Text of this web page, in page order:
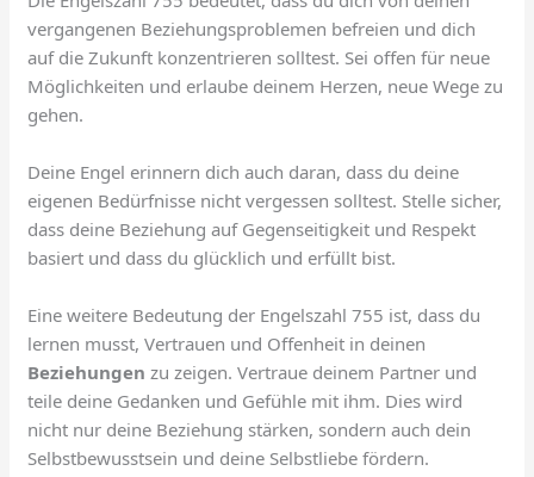
vergangenen Beziehungsproblemen befreien und dich
auf die Zukunft konzentrieren solltest. Sei offen für neue
Möglichkeiten und erlaube deinem Herzen, neue Wege zu
gehen.
Deine Engel erinnern dich auch daran, dass du deine
eigenen Bedürfnisse nicht vergessen solltest. Stelle sicher,
dass deine Beziehung auf Gegenseitigkeit und Respekt
basiert und dass du glücklich und erfüllt bist.
Eine weitere Bedeutung der Engelszahl 755 ist, dass du
lernen musst, Vertrauen und Offenheit in deinen
Beziehungen zu zeigen. Vertraue deinem Partner und
teile deine Gedanken und Gefühle mit ihm. Dies wird
nicht nur deine Beziehung stärken, sondern auch dein
Selbstbewusstsein und deine Selbstliebe fördern.